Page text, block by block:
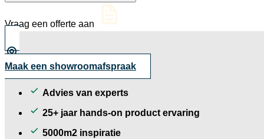
Vraag een offerte aan
Maak een showroomafspraak
Advies van experts
25+ jaar hands-on product ervaring
5000m2 inspiratie